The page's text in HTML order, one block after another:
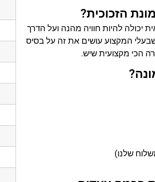
הזכוכית?
יכולה להיות חוויה מהנה ועל הדרך
המקצוע עושים את זה על בסיס
הכי מקצועית שיש.
שלנו)